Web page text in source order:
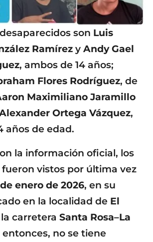
son Luis
Ramírez y Andy Gael
, ambos de 14 años;
Flores Rodríguez, de
Maximiliano Jaramillo
Ortega Vázquez,
años de edad.
la información oficial, los
vistos por última vez
enero de 2026, en su
en la localidad de El
carretera Santa Rosa–La
entonces, no se tiene